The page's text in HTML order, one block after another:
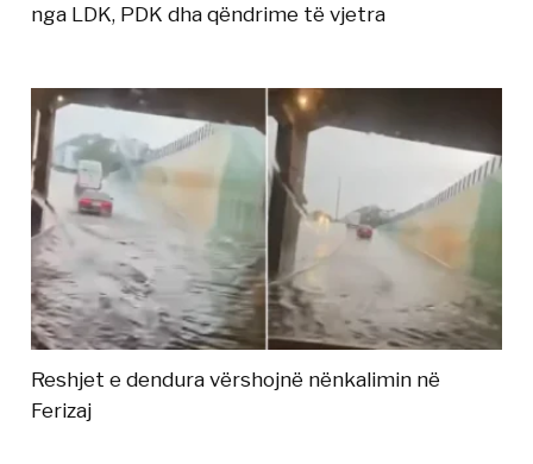
nga LDK, PDK dha qëndrime të vjetra
Reshjet e dendura vërshojnë nënkalimin në
Ferizaj